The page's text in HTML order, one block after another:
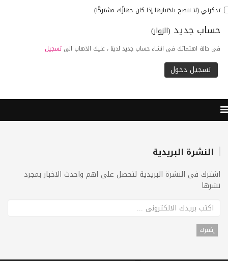
تذكرني (لا ننصح باختيارها إذا كان جهازًك مشتركًا)
حساب جديد (الزوار)
فى حالة اهتماتك فى انشاء حساب جديد لدينا ، عليك الذهاب الى تسجيل
النشرة البريدية
اشترك فى النشرة البريدية لتحصل على اهم واحدث الاخبار بمجرد
نشرها